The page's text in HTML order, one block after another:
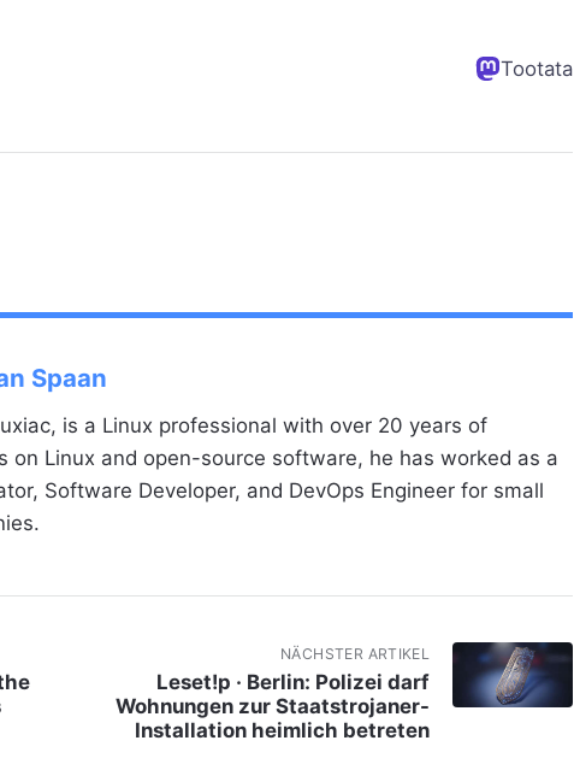
Tootata
Spaan
is a Linux professional with over 20 years of
on Linux and open-source software, he has worked as a
Software Developer, and DevOps Engineer for small
NÄCHSTER ARTIKEL
Leset!p · Berlin: Polizei darf
Wohnungen zur Staatstrojaner-
Installation heimlich betreten